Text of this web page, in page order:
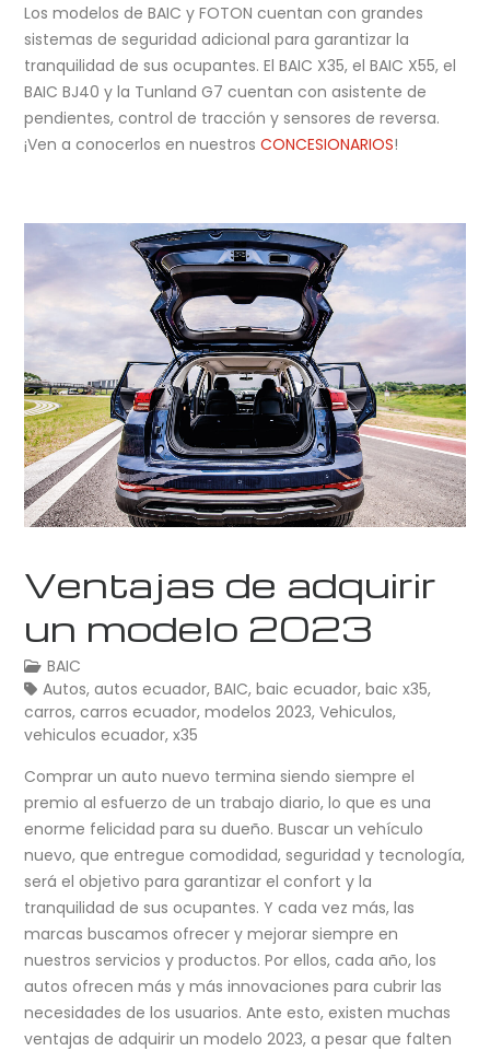
Los modelos de BAIC y FOTON cuentan con grandes
sistemas de seguridad adicional para garantizar la
tranquilidad de sus ocupantes. El BAIC X35, el BAIC X55, el
BAIC BJ40 y la Tunland G7 cuentan con asistente de
pendientes, control de tracción y sensores de reversa.
¡Ven a conocerlos en nuestrosCONCESIONARIOS!
Ventajas de adquirir
un modelo 2023
BAIC
Autos,autos ecuador,BAIC,baic ecuador,baic x35,
carros,carros ecuador,modelos 2023,Vehiculos,
vehiculos ecuador,x35
Comprar un auto nuevo termina siendo siempre el
premio al esfuerzo de un trabajo diario, lo que es una
enorme felicidad para su dueño. Buscar un vehículo
nuevo, que entregue comodidad, seguridad y tecnología,
será el objetivo para garantizar el confort y la
tranquilidad de sus ocupantes. Y cada vez más, las
marcas buscamos ofrecer y mejorar siempre en
nuestros servicios y productos. Por ellos, cada año, los
autos ofrecen más y más innovaciones para cubrir las
necesidades de los usuarios. Ante esto, existen muchas
ventajas de adquirir un modelo 2023, a pesar que falten